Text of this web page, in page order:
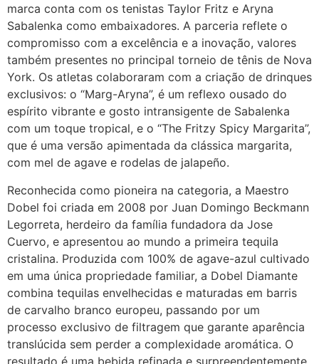
marca conta com os tenistas Taylor Fritz e Aryna
Sabalenka como embaixadores. A parceria reflete o
compromisso com a excelência e a inovação, valores
também presentes no principal torneio de tênis de Nova
York. Os atletas colaboraram com a criação de drinques
exclusivos: o “Marg-Aryna”, é um reflexo ousado do
espírito vibrante e gosto intransigente de Sabalenka
com um toque tropical, e o “The Fritzy Spicy Margarita”,
que é uma versão apimentada da clássica margarita,
com mel de agave e rodelas de jalapeño.
Reconhecida como pioneira na categoria, a Maestro
Dobel foi criada em 2008 por Juan Domingo Beckmann
Legorreta, herdeiro da família fundadora da Jose
Cuervo, e apresentou ao mundo a primeira tequila
cristalina. Produzida com 100% de agave-azul cultivado
em uma única propriedade familiar, a Dobel Diamante
combina tequilas envelhecidas e maturadas em barris
de carvalho branco europeu, passando por um
processo exclusivo de filtragem que garante aparência
translúcida sem perder a complexidade aromática. O
resultado é uma bebida refinada e surpreendentemente